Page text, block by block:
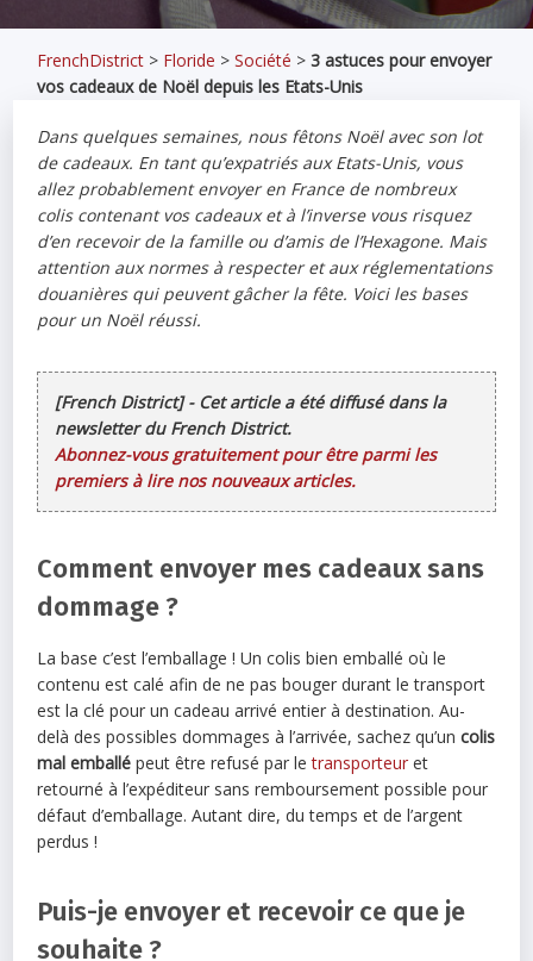
FrenchDistrict > Floride >Société >3 astuces pour envoyer
vos cadeaux de Noël depuis les Etats-Unis
Dans quelques semaines, nous fêtons Noël avec son lot
de cadeaux. En tant qu’expatriés aux Etats-Unis, vous
allez probablement envoyer en France de nombreux
colis contenant vos cadeaux et à l’inverse vous risquez
d’en recevoir de la famille ou d’amis de l’Hexagone. Mais
attention aux normes à respecter et aux réglementations
douanières qui peuvent gâcher la fête. Voici les bases
pour un Noël réussi.
[French District] - Cet article a été diffusé dans la
newsletter du French District.
Abonnez-vous gratuitement pour être parmi les
premiers à lire nos nouveaux articles.
Comment envoyer mes cadeaux sans
dommage ?
La base c’est l’emballage ! Un colis bien emballé où le
contenu est calé afin de ne pas bouger durant le transport
est la clé pour un cadeau arrivé entier à destination. Au-
delà des possibles dommages à l’arrivée, sachez qu’uncolis
mal emballé peut être refusé par letransporteur et
retourné à l’expéditeur sans remboursement possible pour
défaut d’emballage. Autant dire, du temps et de l’argent
perdus !
Puis-je envoyer et recevoir ce que je
souhaite ?